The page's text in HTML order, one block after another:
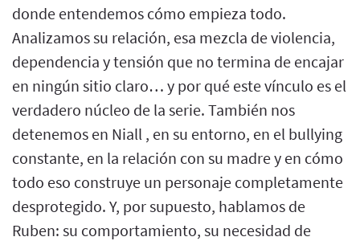
donde entendemos cómo empieza todo.
Analizamos su relación, esa mezcla de violencia,
dependencia y tensión que no termina de encajar
en ningún sitio claro… y por qué este vínculo es el
verdadero núcleo de la serie. También nos
detenemos en Niall , en su entorno, en el bullying
constante, en la relación con su madre y en cómo
todo eso construye un personaje completamente
desprotegido. Y, por supuesto, hablamos de
Ruben: su comportamiento, su necesidad de